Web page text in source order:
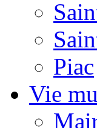
Piac
Vie